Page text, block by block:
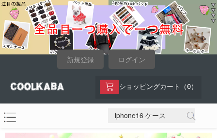
新規登録 ログイン
ショッピングカート（ 0）